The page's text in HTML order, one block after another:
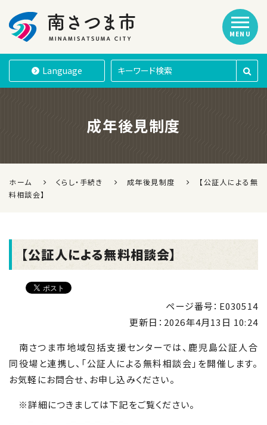
南さつま市
Language
MENU
成年後見制度
ホーム くらし・手続き 成年後見制度
【公証人による無
料相談会】
【公証人による無料相談会】
ページ番号：E030514
更新日： 2026年4月13日 10:24
南さつま市地域包括支援センターでは、鹿児島公証人合
同役場と連携し、「公証人による無料相談会」を開催します。
お気軽にお問合せ、お申し込みください。
※詳細につきましては下記をご覧ください。